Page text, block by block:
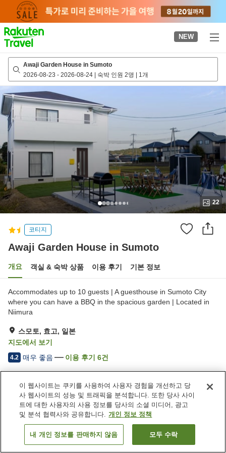
page
NEW
Awaji Garden House in Sumoto
2026-08-23 - 2026-08-24 | 숙박 인원 2명 | 1개
22
코티지
Awaji Garden House in Sumoto
개요 객실 & 숙박 상품 이용 후기 기본 정보
Accommodates up to 10 guests | A guesthouse in Sumoto City
where you can have a BBQ in the spacious garden | Located in
Niimura
스모토, 효고, 일본
지도에서 보기
4.2 매우 좋음 이용 후기 6건
숙소 편의 시설/서비스
주차장
객실 보기
이 웹사이트는 쿠키를 사용하여 사용자 경험을 개선하고 당
사 웹사이트의 성능 및 트래픽을 분석합니다. 또한 당사 사이
트에 대한 사용자의 사용 정보를 당사의 소셜 미디어, 광고
및 분석 협력사와 공유합니다. 개인 정보 정책
내 개인 정보를 판매하지 않음 모두 수락